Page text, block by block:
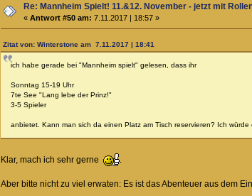
Re: Mannheim Spielt! 11.&12. November - jetzt mit
«Antwort #50 am: 7.11.2017 | 18:57 »
Zitat von: Winterstone am 7.11.2017 | 18:41
ich habe gerade bei "Mannheim spielt" gelesen, dass ihr
Sonntag 15-19 Uhr
7te See "Lang lebe der Prinz!"
3-5 Spieler
anbietet. Kann man sich da einen Platz am Tisch reservieren? Ich
Klar, mach ich sehr gerne .
Aber bitte nicht zu viel erwaten: Es ist das Abenteuer aus dem